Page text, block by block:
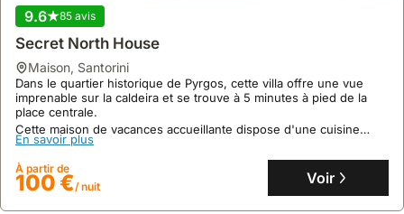
9.6 85 avis
Secret North House
maison, Santorini
Dans le quartier historique de Pyrgos, cette villa offre une vue
imprenable sur la caldeira et se trouve à 5 minutes à pied de la
place centrale.
Cette maison de vacances accueillante dispose d'une cuisine
équipée, de la climatisation et d'un jardin, parfaite pour un séjour
En savoir plus
À partir de
100 €/ nuit Voir